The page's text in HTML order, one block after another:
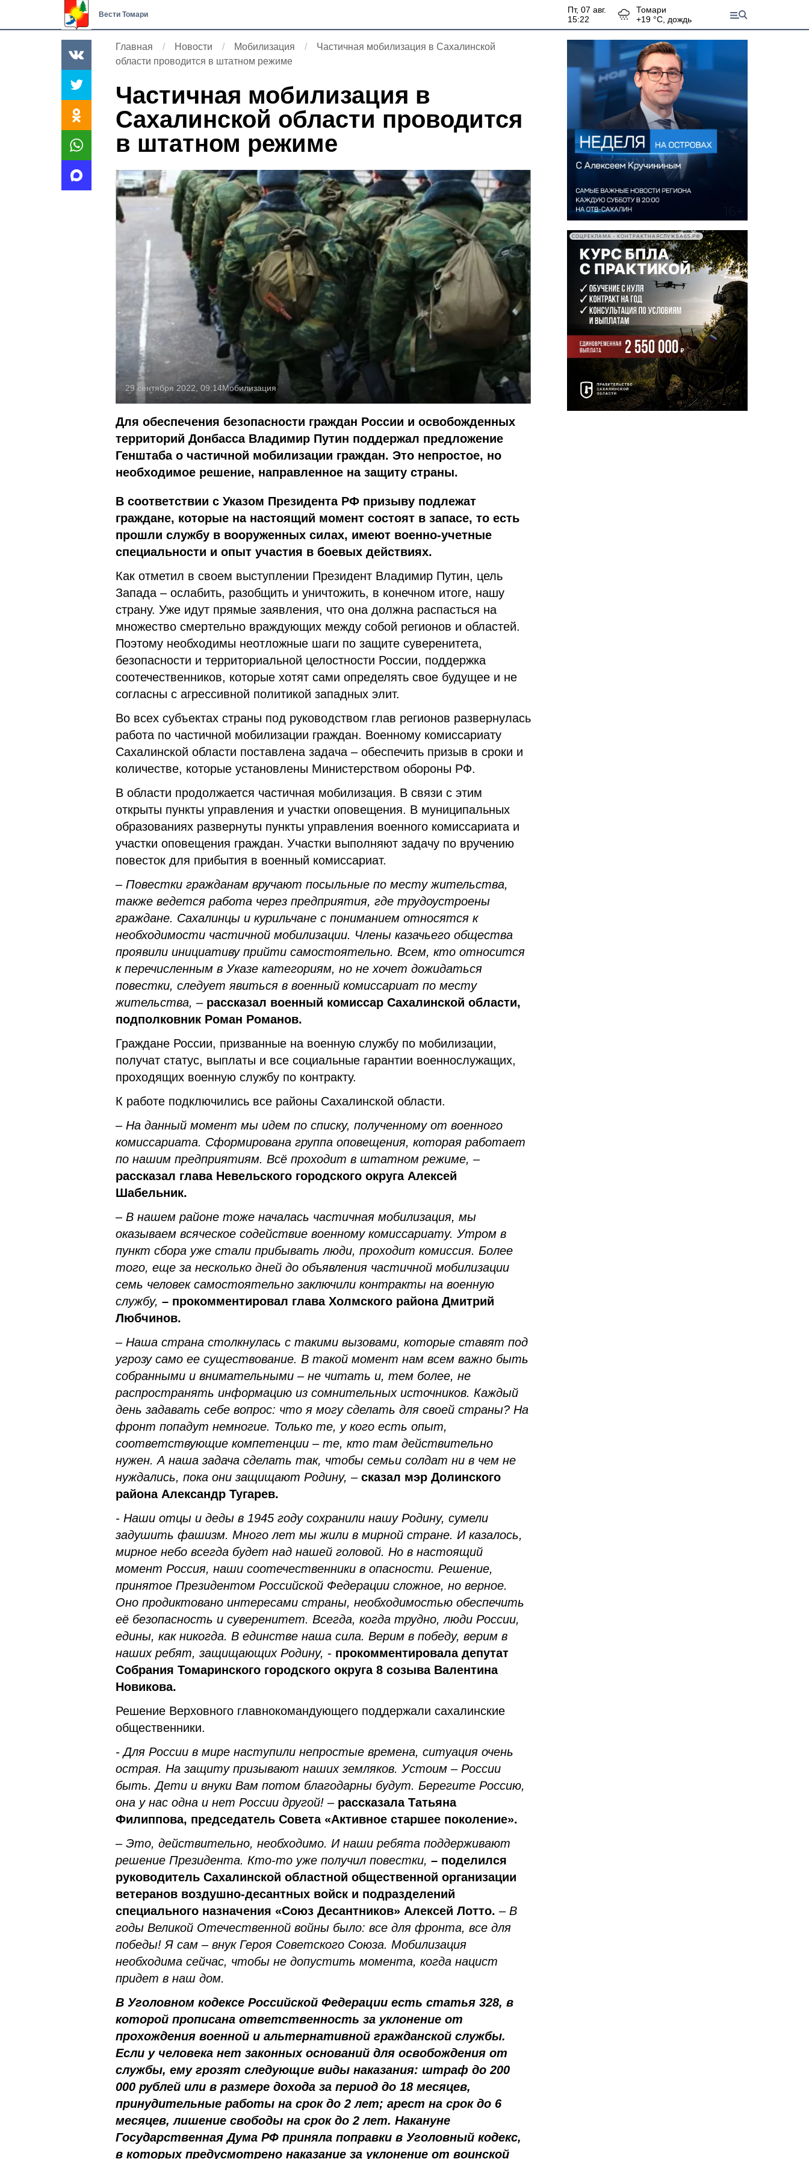
Вести Томари
пт, 07 авг.
15:22
Томари
+19 °С, дождь
Главная Новости Мобилизация
Частичная мобилизация в Сахалинской
области проводится в штатном режиме
Частичная мобилизация в
Сахалинской области проводится
в штатном режиме
29 сентября 2022, 09:14Мобилизация
Для обеспечения безопасности граждан России и освобожденных
территорий Донбасса Владимир Путин поддержал предложение
Генштаба о частичной мобилизации граждан. Это непростое, но
необходимое решение, направленное на защиту страны.
В соответствии с Указом Президента РФ призыву подлежат
граждане, которые на настоящий момент состоят в запасе, то есть
прошли службу в вооруженных силах, имеют военно-учетные
специальности и опыт участия в боевых действиях.
Как отметил в своем выступлении Президент Владимир Путин, цель
Запада – ослабить, разобщить и уничтожить, в конечном итоге, нашу
страну. Уже идут прямые заявления, что она должна распасться на
множество смертельно враждующих между собой регионов и областей.
Поэтому необходимы неотложные шаги по защите суверенитета,
безопасности и территориальной целостности России, поддержка
соотечественников, которые хотят сами определять свое будущее и не
согласны с агрессивной политикой западных элит.
Во всех субъектах страны под руководством глав регионов развернулась
работа по частичной мобилизации граждан. Военному комиссариату
Сахалинской области поставлена задача – обеспечить призыв в сроки и
количестве, которые установлены Министерством обороны РФ.
В области продолжается частичная мобилизация. В связи с этим
открыты пункты управления и участки оповещения. В муниципальных
образованиях развернуты пункты управления военного комиссариата и
участки оповещения граждан. Участки выполняют задачу по вручению
повесток для прибытия в военный комиссариат.
–Повестки гражданам вручают посыльные по месту жительства,
также ведется работа через предприятия, где трудоустроены
граждане. Сахалинцы и курильчане с пониманием относятся к
необходимости частичной мобилизации. Члены казачьего общества
проявили инициативу прийти самостоятельно. Всем, кто относится
к перечисленным в Указе категориям, но не хочет дожидаться
повестки, следует явиться в военный комиссариат по месту
жительства, – рассказал военный комиссар Сахалинской области,
подполковник Роман Романов.
Граждане России, призванные на военную службу по мобилизации,
получат статус, выплаты и все социальные гарантии военнослужащих,
проходящих военную службу по контракту.
К работе подключились все районы Сахалинской области.
– На данный момент мы идем по списку, полученному от военного
комиссариата. Сформирована группа оповещения, которая работает
по нашим предприятиям. Всё проходит в штатном режиме, –
рассказал глава Невельского городского округа Алексей
Шабельник.
– В нашем районе тоже началась частичная мобилизация, мы
оказываем всяческое содействие военному комиссариату. Утром в
пункт сбора уже стали прибывать люди, проходит комиссия. Более
того, еще за несколько дней до объявления частичной мобилизации
семь человек самостоятельно заключили контракты на военную
службу, – прокомментировал глава Холмского района Дмитрий
Любчинов.
– Наша страна столкнулась с такими вызовами, которые ставят под
угрозу само ее существование. В такой момент нам всем важно быть
собранными и внимательными – не читать и, тем более, не
распространять информацию из сомнительных источников. Каждый
день задавать себе вопрос: что я могу сделать для своей страны? На
фронт попадут немногие. Только те, у кого есть опыт,
соответствующие компетенции – те, кто там действительно
нужен. А наша задача сделать так, чтобы семьи солдат ни в чем не
нуждались, пока они защищают Родину, – сказал мэр Долинского
района Александр Тугарев.
- Наши отцы и деды в 1945 году сохранили нашу Родину, сумели
задушить фашизм. Много лет мы жили в мирной стране. И казалось,
мирное небо всегда будет над нашей головой. Но в настоящий
момент Россия, наши соотечественники в опасности. Решение,
принятое Президентом Российской Федерации сложное, но верное.
Оно продиктовано интересами страны, необходимостью обеспечить
её безопасность и суверенитет. Всегда, когда трудно, люди России,
едины, как никогда. В единстве наша сила. Верим в победу, верим в
наших ребят, защищающих Родину, - прокомментировала депутат
Собрания Томаринского городского округа 8 созыва Валентина
Новикова.
Решение Верховного главнокомандующего поддержали сахалинские
общественники.
- Для России в мире наступили непростые времена, ситуация очень
острая. На защиту призывают наших земляков. Устоим – России
быть. Дети и внуки Вам потом благодарны будут. Берегите Россию,
она у нас одна и нет России другой! – рассказала Татьяна
Филиппова, председатель Совета «Активное старшее поколение».
– Это, действительно, необходимо. И наши ребята поддерживают
решение Президента. Кто-то уже получил повестки, – поделился
руководитель Сахалинской областной общественной организации
ветеранов воздушно-десантных войск и подразделений
специального назначения «Союз Десантников» Алексей Лотто. – В
годы Великой Отечественной войны было: все для фронта, все для
победы! Я сам – внук Героя Советского Союза. Мобилизация
необходима сейчас, чтобы не допустить момента, когда нацист
придет в наш дом.
В Уголовном кодексе Российской Федерации есть статья 328, в
которой прописана ответственность за уклонение от
прохождения военной и альтернативной гражданской службы.
Если у человека нет законных оснований для освобождения от
службы, ему грозят следующие виды наказания: штраф до 200
000 рублей или в размере дохода за период до 18 месяцев,
принудительные работы на срок до 2 лет; арест на срок до 6
месяцев, лишение свободы на срок до 2 лет. Накануне
Государственная Дума РФ приняла поправки в Уголовный кодекс,
в которых предусмотрено наказание за уклонение от воинской
СОЦРЕКЛАМА • КОНТРАКТНАЯСЛУЖБА65.РФ